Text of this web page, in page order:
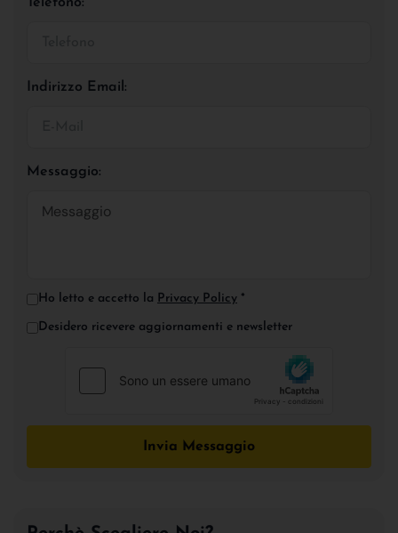
Indirizzo Email:
Messaggio:
Ho letto e accetto la Privacy Policy *
Desidero ricevere aggiornamenti e newsletter
Invia Messaggio